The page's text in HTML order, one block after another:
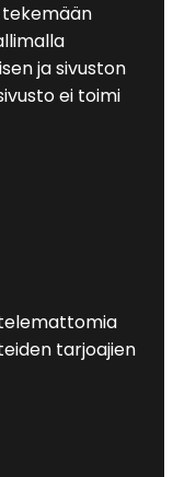
ja sivuston
ei toimi
tarjoajien